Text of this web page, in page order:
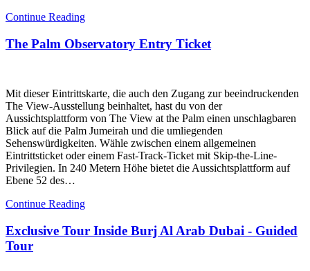
Continue Reading
The Palm Observatory Entry Ticket
Mit dieser Eintrittskarte, die auch den Zugang zur beeindruckenden
The View-Ausstellung beinhaltet, hast du von der
Aussichtsplattform von The View at the Palm einen unschlagbaren
Blick auf die Palm Jumeirah und die umliegenden
Sehenswürdigkeiten. Wähle zwischen einem allgemeinen
Eintrittsticket oder einem Fast-Track-Ticket mit Skip-the-Line-
Privilegien. In 240 Metern Höhe bietet die Aussichtsplattform auf
Ebene 52 des…
Continue Reading
Exclusive Tour Inside Burj Al Arab Dubai - Guided
Tour